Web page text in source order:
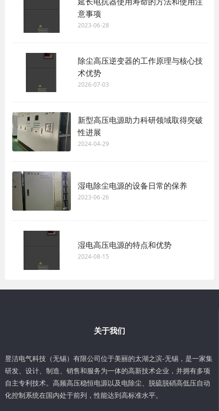
意事项
2023-06-28
除尘高压逆变器的工作原理与核心技
术优势
2026-07-03
新型高压电源助力科研领域取得突破
性进展
2024-04-29
湿电除尘电源的设备日常的保养
2023-06-26
湿电高压电源的特点和优势
2024-08-15
关于我们
昱洁电气科技（无锡）有限公司位于美丽的太湖之滨-无锡，是一家集
研发、设计、制造、销售和服务为一体的高新技术企业，并拥有多项
自主专利技术。高频高压稳恒电源以及电除尘、脱硫脱硝高低压自动
化控制系统在国内处于前列，性能达到高标准水平。